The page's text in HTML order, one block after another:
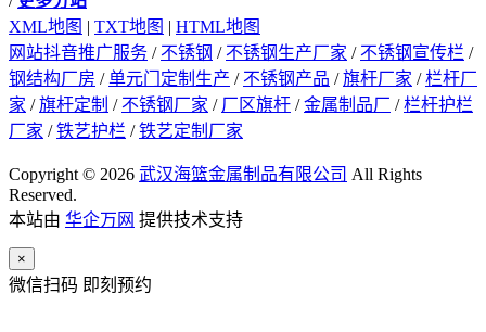
XML地图 | TXT地图 | HTML地图
网站抖音推广服务 / 不锈钢 / 不锈钢生产厂家 / 不锈钢宣传栏 /
钢结构厂房 /单元门定制生产 / 不锈钢产品 /旗杆厂家 /栏杆厂
家 /旗杆定制 / 不锈钢厂家 / 厂区旗杆 /金属制品厂 /栏杆护栏
厂家 /铁艺护栏 /铁艺定制厂家
Copyright © 2026 武汉海篮金属制品有限公司 All Rights
Reserved.
本站由 华企万网 提供技术支持
×
微信扫码 即刻预约